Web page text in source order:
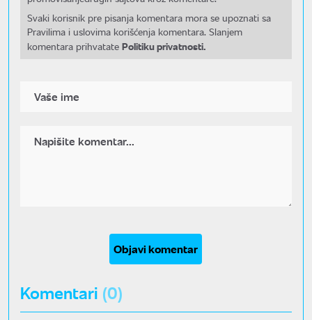
Svaki korisnik pre pisanja komentara mora se upoznati sa
Pravilima i uslovima korišćenja komentara. Slanjem
komentara prihvatate Politiku privatnosti.
Objavi komentar
Komentari (0)